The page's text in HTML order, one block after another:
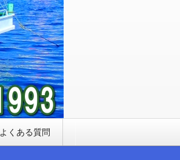
よくある質問